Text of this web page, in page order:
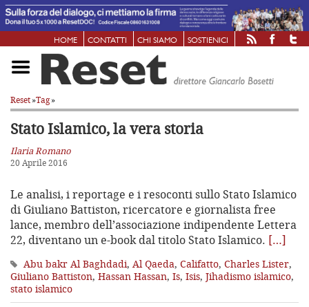
HOME CONTATTI CHI SIAMO SOSTIENICI
Reset»Tag»
Stato Islamico, la vera storia
Ilaria Romano
20 Aprile 2016
Le analisi, i reportage e i resoconti sullo Stato Islamico
di Giuliano Battiston, ricercatore e giornalista free
lance, membro dell’associazione indipendente Lettera
22, diventano un e-book dal titolo Stato Islamico. […]
Abu bakr Al Baghdadi, Al Qaeda, Califatto, Charles Lister,
Giuliano Battiston, Hassan Hassan, Is, Isis, Jihadismo islamico,
stato islamico